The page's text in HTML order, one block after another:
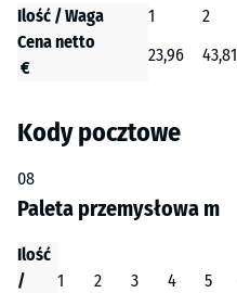
Ilość / Waga 1 2
Cena netto
€
23,96 43,81
Kody pocztowe
08
Paleta przemysłowa m
Ilość
/
1 2 3 4 5